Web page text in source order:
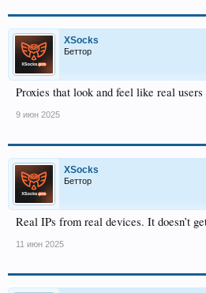
XSocks
Беттор
Proxies that look and feel like real
9 июн 2025
XSocks
Беттор
Real IPs from real devices. It doesn’t
11 июн 2025